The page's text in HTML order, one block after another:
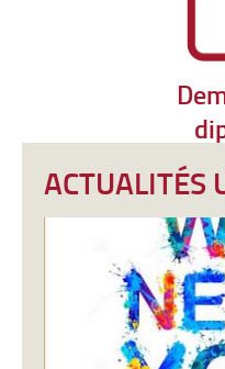
ACTUALITÉS